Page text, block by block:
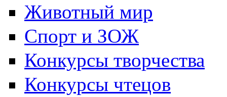
Животный мир
Спорт и ЗОЖ
Конкурсы творчества
Конкурсы чтецов